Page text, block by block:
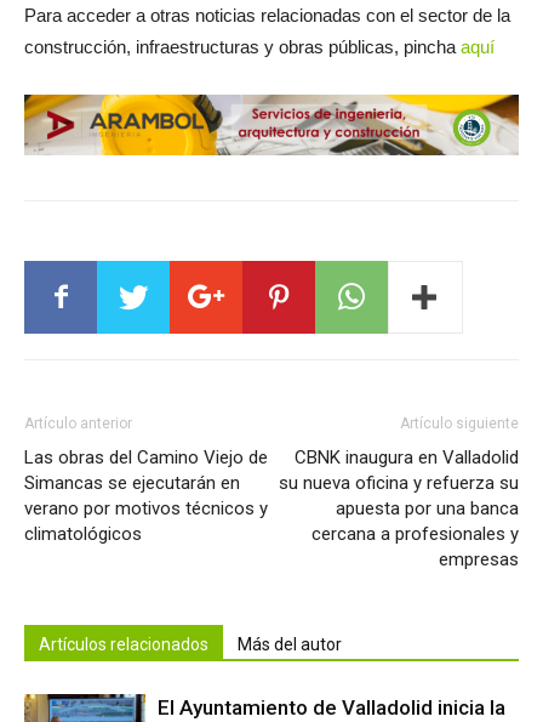
Para acceder a otras noticias relacionadas con el sector de la
construcción, infraestructuras y obras públicas, pincha aquí
Artículo anterior
Las obras del Camino Viejo de
Simancas se ejecutarán en
verano por motivos técnicos y
climatológicos
Artículo siguiente
CBNK inaugura en Valladolid
su nueva oficina y refuerza su
apuesta por una banca
cercana a profesionales y
empresas
Artículos relacionados Más del autor
El Ayuntamiento de Valladolid inicia la